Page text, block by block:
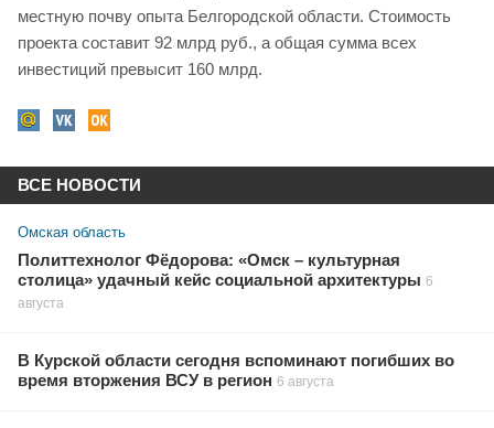
местную почву опыта Белгородской области. Стоимость
проекта составит 92 млрд руб., а общая сумма всех
инвестиций превысит 160 млрд.
ВСЕ НОВОСТИ
Омская область
Политтехнолог Фёдорова: «Омск – культурная
столица» удачный кейс социальной архитектуры 6
августа
В Курской области сегодня вспоминают погибших во
время вторжения ВСУ в регион 6 августа